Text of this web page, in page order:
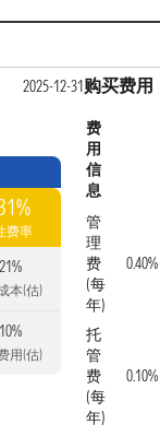
2025-12-31
费率
本(估)
用(估)
购买费用
费
用
信
息
管
理
费
(每
年)
0.40%
托
管
费
(每
年)
0.10%